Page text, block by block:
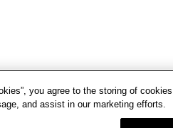
you agree to the storing of
and assist in our marketing efforts.